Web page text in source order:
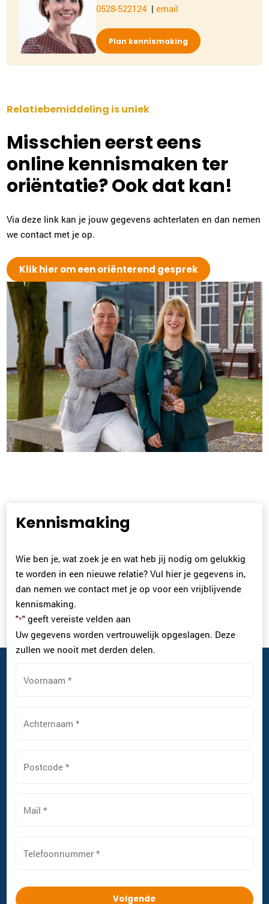
0528-522124 | email
Plan kennismaking
Relatiebemiddeling is uniek
Misschien eerst eens
online kennismaken ter
oriëntatie? Ook dat kan!
Via deze link kan je jouw gegevens achterlaten en dan nemen
we contact met je op.
Klik hier om een oriënterend gesprek
Kennismaking
Wie ben je, wat zoek je en wat heb jij nodig om gelukkig
te worden in een nieuwe relatie? Vul hier je gegevens in,
dan nemen we contact met je op voor een vrijblijvende
kennismaking.
"*" geeft vereiste velden aan
Uw gegevens worden vertrouwelijk opgeslagen. Deze
zullen we nooit met derden delen.